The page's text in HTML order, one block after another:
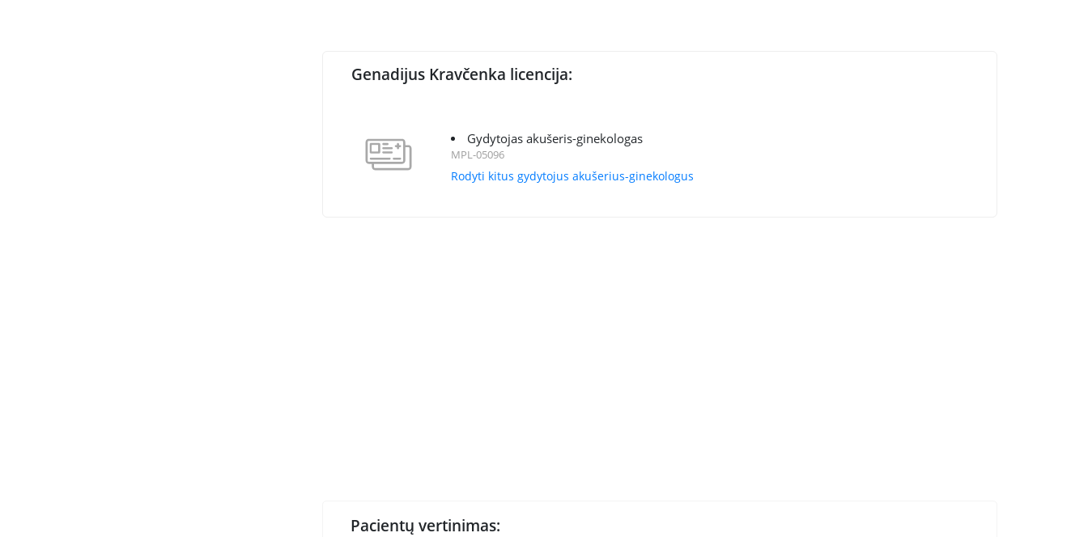
Genadijus Kravčenka licencija:
Gydytojas akušeris-ginekologas
MPL-05096
Rodyti kitus gydytojus akušerius-ginekologus
Pacientų vertinimas: